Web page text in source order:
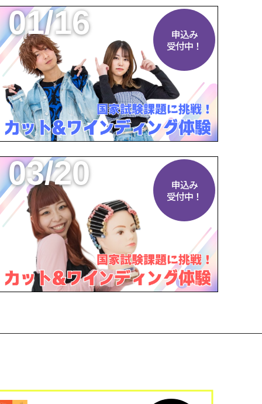
申込み
受付中！
01/16
申込み
受付中！
03/20